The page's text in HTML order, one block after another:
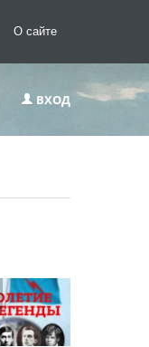
О сайте
ВХОД